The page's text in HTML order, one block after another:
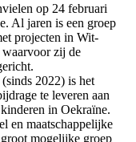
op 24 februari
Al jaren is een groep
projecten in Wit-
zij de
2022) is het
te leveren aan
in Oekraïne.
en maatschappelijke
mogelijke groep